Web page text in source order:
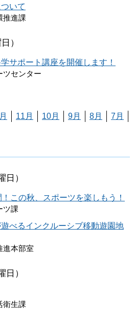
いて
推進課
）
サポート講座を開催します！
ツセンター
11月 10月 9月 8月
7月
日）
この秋、スポーツを楽しもう！
ツ課
べるインクルーシブ移動遊園地
進本部室
日）
衛生課